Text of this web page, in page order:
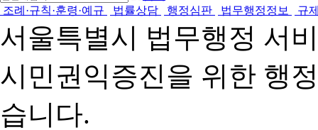
조례·규칙·훈령·예규 법률상담 행정심판 법무행정정보 규
서울특별시 법무행정 서
시민권익증진을 위한 행
습니다.